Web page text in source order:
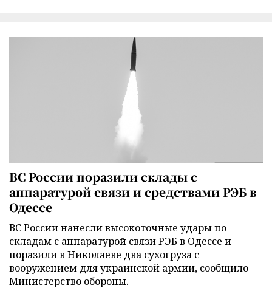
ВС России поразили склады с
аппаратурой связи и средствами РЭБ в
Одессе
ВС России нанесли высокоточные удары по
складам с аппаратурой связи РЭБ в Одессе и
поразили в Николаеве два сухогруза с
вооружением для украинской армии, сообщило
Министерство обороны.